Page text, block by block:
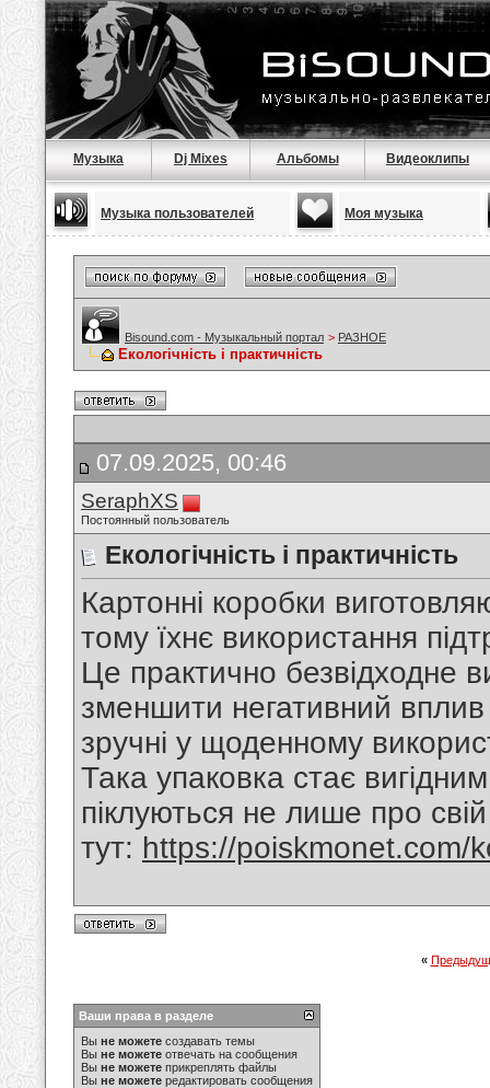
Музыка Dj Mixes Альбомы Видеоклипы
Музыка пользователей Моя музыка
Bisound.com - Музыкальный портал > РАЗНОЕ
Екологічність і практичність
07.09.2025, 00:46
SeraphXS
Постоянный пользователь
Екологічність і практичність
Картонні коробки
тому їхнє використання
Це практично безвідходне
зменшити негативний
зручні у щоденному
Така упаковка стає
піклуються не лише про
тут: https://poiskmonet.com/
«
Ваши права в разделе
Вы не можете создавать темы
Вы не можете отвечать на сообщения
Вы не можете прикреплять файлы
Вы не можете редактировать сообщения